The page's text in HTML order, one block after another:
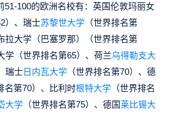
51-100的欧洲名校有：英国伦敦玛丽女
）、瑞士苏黎世大学 （世界排名第
拉大学（巴塞罗那）（世界排名第
学（世界排名第65）、荷兰乌得勒支大
瑞士日内瓦大学 （世界排名第70）、德
名第70）、比利时根特大学 （世界排名
大学 （世界排名第75）、德国莱比锡大